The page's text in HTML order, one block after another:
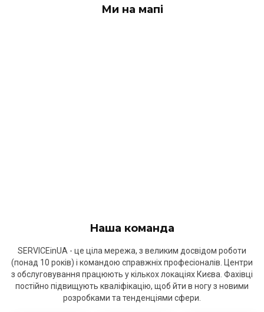
Ми на мапі
Наша команда
SERVICEinUA - це ціла мережа, з великим досвідом роботи
(понад 10 років) і командою справжніх професіоналів. Центри
з обслуговування працюють у кількох локаціях Києва. Фахівці
постійно підвищують кваліфікацію, щоб йти в ногу з новими
розробками та тенденціями сфери.